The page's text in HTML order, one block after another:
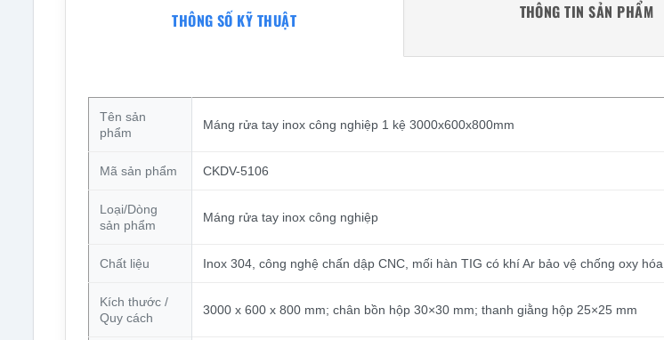
THÔNG SỐ KỸ THUẬT THÔNG TIN SẢN PHẨM
Tên sản
phẩm
Máng rửa tay inox công nghiệp 1 kệ 3000x600x800mm
Mã sản phẩm CKDV-5106
Loại/Dòng
sản phẩm
Máng rửa tay inox công nghiệp
Chất liệu Inox 304, công nghệ chấn dập CNC, mối hàn TIG có khí Ar bảo vệ chống oxy hóa
Kích thước /
Quy cách
3000 x 600 x 800 mm; chân bồn hộp 30×30 mm; thanh giằng hộp 25×25 mm